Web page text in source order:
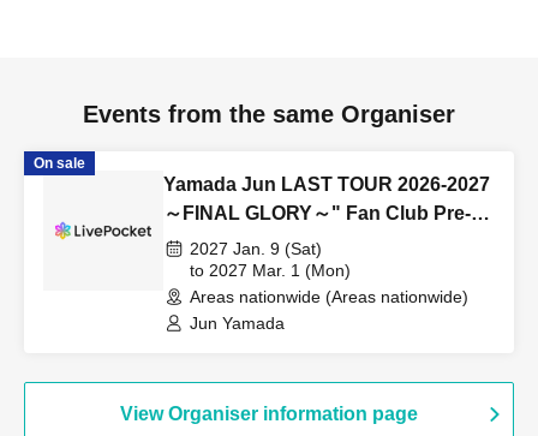
Events from the same Organiser
On sale
Yamada Jun LAST TOUR 2026-2027
～FINAL GLORY～" Fan Club Pre-
sale Tickets for 2027 Performances
2027 Jan. 9 (Sat)
to 2027 Mar. 1 (Mon)
Areas nationwide (Areas nationwide)
Jun Yamada
View Organiser information page